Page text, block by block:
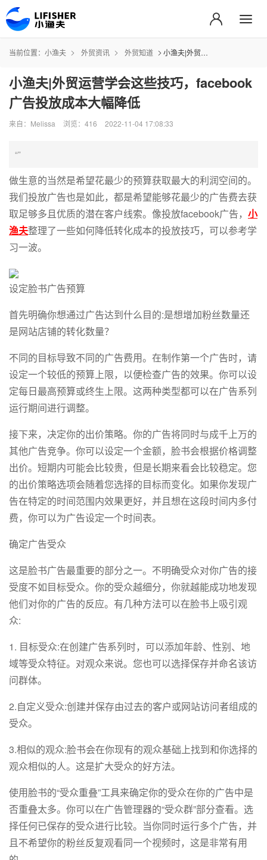
当前位置： 小渔夫 外贸资讯 外贸知道 小渔夫|外贸运营学会这些技巧，facebook广告投放成本大幅降低
小渔夫|外贸运营学会这些技巧，facebook
广告投放成本大幅降低
来自：Melissa 浏览：416 2022-11-04 17:08:33
“”
做生意的当然是希望花最少的预算获取最大的利润空间的。
我们投放广告也是如此，都是希望能够花最少的广告费去获
取足够多且优质的潜在客户线索。像投放facebook广告， 小
渔夫整理了一些如何降低转化成本的投放技巧，可以参考学
习一波。
设定脸书广告预算
首先明确你想通过广告达到什么目的:是想增加粉丝数量还
是网站店铺的转化数量？
不同的目标导致不同的广告费用。在制作第一个广告时，请
设定一个较低的预算上限，以便检查广告的效果。你可以设
定每日最高预算或终生上限。这两种类型都可以在广告系列
运行期间进行调整。
接下来，决定你的出价策略。你的广告将同时与成千上万的
其他广告竞争。你可以设定一个金额，脸书会根据价格调整
出价。短期内可能会比较贵，但是长期来看会比较稳定。您
的出价策略选项会随着您选择的目标而变化。如果你发现广
告在特定的时间范围内效果更好，并且想在这段时间内多付
费，你可以为广告设定一个时间表。
确定广告受众
这是脸书广告最重要的部分之一。不明确受众对你广告的接
受度不如目标受众。你的受众越细分，你就越能成功地发现
他们对你的广告的反应。有几种方法可以在脸书上吸引观
众:
1. 目标受众:在创建广告系列时，可以添加年龄、性别、地
域等受众特征。对观众来说。您也可以选择保存并命名该访
问群体。
2.自定义受众:创建并保存由过去的客户或网站访问者组成的
受众。
3.相似的观众:脸书会在你现有的观众基础上找到和你选择的
观众相似的人。这是扩大受众的好方法。
使用脸书的“受众重叠”工具来确定你的受众在你的广告中是
否重叠太多。你可以在广告管理器的“受众群”部分查看。选
择任何已保存的受众进行比较。当你同时运行多个广告，并
且不希望你的粉丝反复观看同一个视频时，这是非常有用